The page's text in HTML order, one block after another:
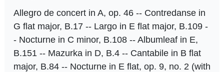
Allegro de concert in A, op. 46 -- Contredanse in
G flat major, B.17 -- Largo in E flat major, B.109 -
- Nocturne in C minor, B.108 -- Albumleaf in E,
B.151 -- Mazurka in D, B.4 -- Cantabile in B flat
major, B.84 -- Nocturne in E flat, op. 9, no. 2 (with